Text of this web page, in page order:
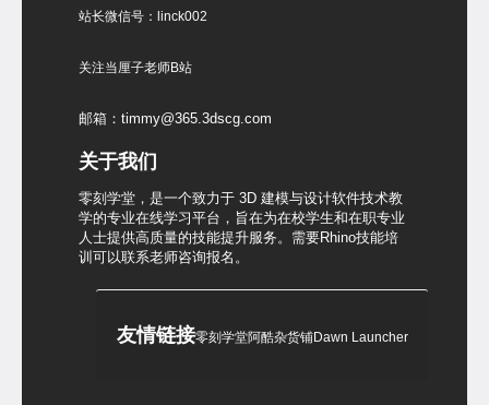
站长微信号：linck002
关注当厘子老师B站
邮箱：timmy@365.3dscg.com
关于我们
零刻学堂，是一个致力于 3D 建模与设计软件技术教
学的专业在线学习平台，旨在为在校学生和在职专业
人士提供高质量的技能提升服务。需要Rhino技能培
训可以联系老师咨询报名。
友情链接零刻学堂阿酷杂货铺Dawn Launcher